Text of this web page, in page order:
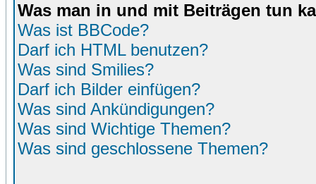
Was man in und mit Beiträgen tun
Was ist BBCode?
Darf ich HTML benutzen?
Was sind Smilies?
Darf ich Bilder einfügen?
Was sind Ankündigungen?
Was sind Wichtige Themen?
Was sind geschlossene Themen?